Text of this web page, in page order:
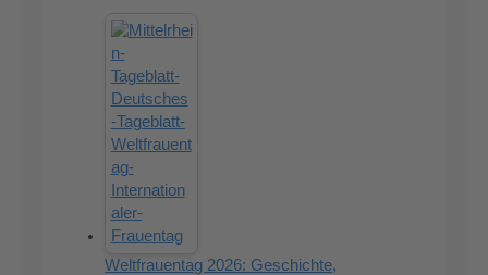
Weltfrauentag 2026: Geschichte,